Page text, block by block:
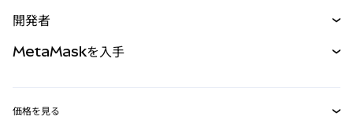
パーペチュアル
RWA
開発者
MetaMaskを入手
価格を見る